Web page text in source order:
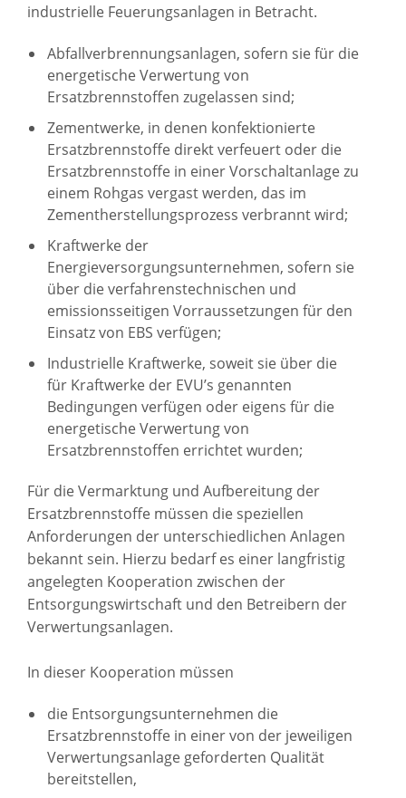
industrielle Feuerungsanlagen in Betracht.
Abfallverbrennungsanlagen, sofern sie für die
energetische Verwertung von
Ersatzbrennstoffen zugelassen sind;
Zementwerke, in denen konfektionierte
Ersatzbrennstoffe direkt verfeuert oder die
Ersatzbrennstoffe in einer Vorschaltanlage zu
einem Rohgas vergast werden, das im
Zementherstellungsprozess verbrannt wird;
Kraftwerke der
Energieversorgungsunternehmen, sofern sie
über die verfahrenstechnischen und
emissionsseitigen Vorraussetzungen für den
Einsatz von EBS verfügen;
Industrielle Kraftwerke, soweit sie über die
für Kraftwerke der EVU’s genannten
Bedingungen verfügen oder eigens für die
energetische Verwertung von
Ersatzbrennstoffen errichtet wurden;
Für die Vermarktung und Aufbereitung der
Ersatzbrennstoffe müssen die speziellen
Anforderungen der unterschiedlichen Anlagen
bekannt sein. Hierzu bedarf es einer langfristig
angelegten Kooperation zwischen der
Entsorgungswirtschaft und den Betreibern der
Verwertungsanlagen.
In dieser Kooperation müssen
die Entsorgungsunternehmen die
Ersatzbrennstoffe in einer von der jeweiligen
Verwertungsanlage geforderten Qualität
bereitstellen,